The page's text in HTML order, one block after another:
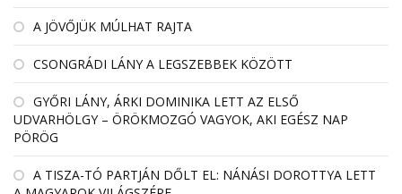
A JÖVŐJÜK MÚLHAT RAJTA
CSONGRÁDI LÁNY A LEGSZEBBEK KÖZÖTT
GYŐRI LÁNY, ÁRKI DOMINIKA LETT AZ ELSŐ
UDVARHÖLGY – ÖRÖKMOZGÓ VAGYOK, AKI EGÉSZ NAP
PÖRÖG
A TISZA-TÓ PARTJÁN DŐLT EL: NÁNÁSI DOROTTYA LETT